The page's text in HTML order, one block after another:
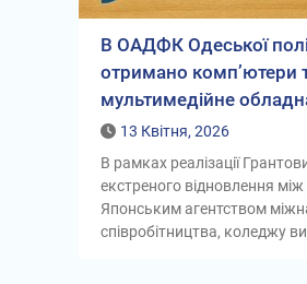
В ОАДФК Одеської
отримано комп’ютери
мультимедійне
13 Квітня, 2026
В рамках реалізації
екстреного відновлення
Японським агентством
співробітництва, коледжу